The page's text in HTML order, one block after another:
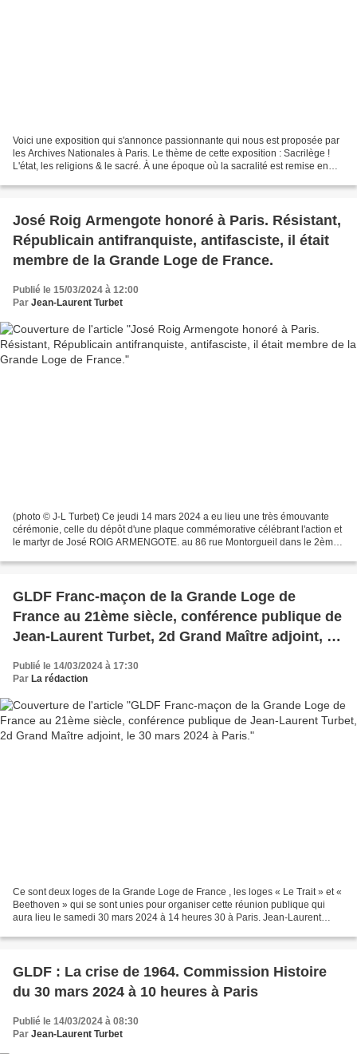
Voici une exposition qui s'annonce passionnante qui nous est proposée par
les Archives Nationales à Paris. Le thème de cette exposition : Sacrilège !
L'état, les religions & le sacré. À une époque où la sacralité est remise en
José Roig Armengote honoré à Paris. Résistant,
Républicain antifranquiste, antifasciste, il était
membre de la Grande Loge de France.
Publié le 15/03/2024 à 12:00
Par Jean-Laurent Turbet
(photo © J-L Turbet) Ce jeudi 14 mars 2024 a eu lieu une très émouvante
cérémonie, celle du dépôt d'une plaque commémorative célébrant l'action et
le martyr de José ROIG ARMENGOTE. au 86 rue Montorgueil dans le 2ème
GLDF Franc-maçon de la Grande Loge de
France au 21ème siècle, conférence publique de
Jean-Laurent Turbet, 2d Grand Maître adjoint, le
Publié le 14/03/2024 à 17:30
Par La rédaction
Ce sont deux loges de la Grande Loge de France , les loges « Le Trait » et «
Beethoven » qui se sont unies pour organiser cette réunion publique qui
aura lieu le samedi 30 mars 2024 à 14 heures 30 à Paris. Jean-Laurent
GLDF : La crise de 1964. Commission Histoire
du 30 mars 2024 à 10 heures à Paris
Publié le 14/03/2024 à 08:30
Par Jean-Laurent Turbet